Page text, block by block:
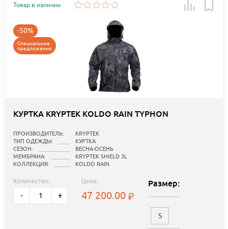
Товар в наличии
-50%
Специальное
предложение
КУРТКА KRYPTEK KOLDO RAIN TYPHON
ПРОИЗВОДИТЕЛЬ:
KRYPTEK
ТИП ОДЕЖДЫ:
КУРТКА
СЕЗОН:
ВЕСНА-ОСЕНЬ
МЕМБРАНА:
KRYPTEK SHIELD 3L
КОЛЛЕКЦИЯ:
KOLDO RAIN
Количество:
- +
Цена:
47 200.00
Размер:
S